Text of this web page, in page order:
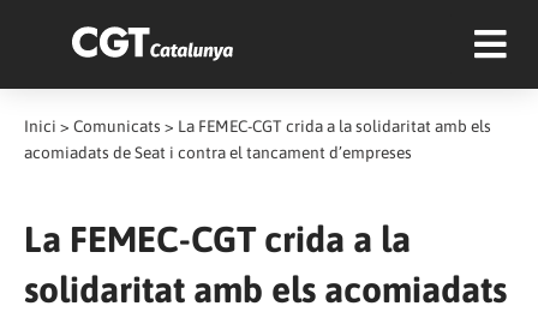
Inici > Comunicats > La FEMEC-CGT crida a la solidaritat amb els
acomiadats de Seat i contra el tancament d’empreses
La FEMEC-CGT crida a la
solidaritat amb els acomiadats